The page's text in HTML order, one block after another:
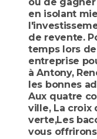
en isolant
de revente.
temps lors
entreprise
à Antony,
les bonnes
Aux quatre
ville, La croix
verte,Les
vous